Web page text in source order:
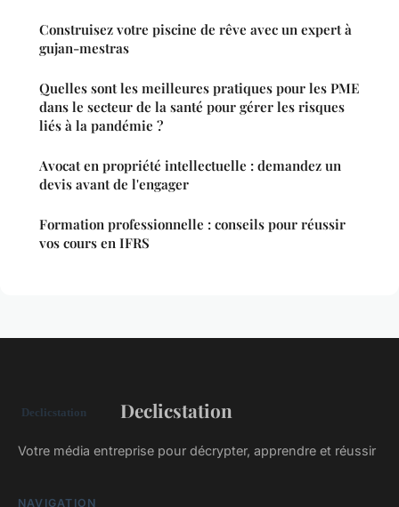
Construisez votre piscine de rêve avec un expert à
gujan-mestras
Quelles sont les meilleures pratiques pour les PME
dans le secteur de la santé pour gérer les risques
liés à la pandémie ?
Avocat en propriété intellectuelle : demandez un
devis avant de l'engager
Formation professionnelle : conseils pour réussir
vos cours en IFRS
Declicstation
Votre média entreprise pour décrypter, apprendre et réussir
NAVIGATION